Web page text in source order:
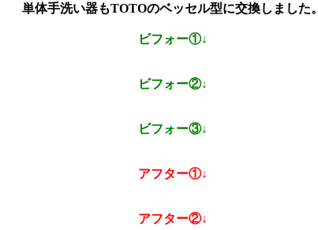
単体手洗い器もTOTOのベッセル型に交換しました。
ビフォー①↓
ビフォー②↓
ビフォー③↓
アフター①↓
アフター②↓